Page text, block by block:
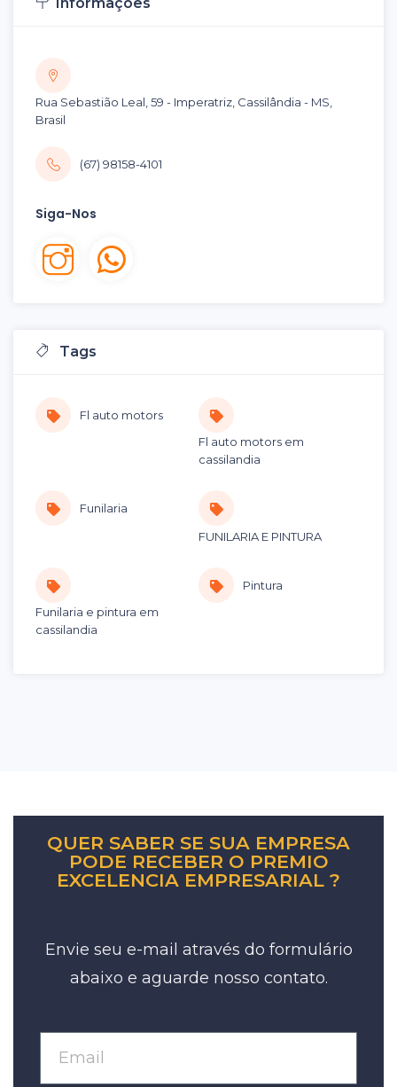
Rua Sebastião Leal, 59 - Imperatriz, Cassilândia - MS,
Brasil
(67) 98158-4101
Siga-Nos
Tags
Fl auto motors
Fl auto motors em
cassilandia
Funilaria
FUNILARIA E PINTURA
Funilaria e pintura em
cassilandia
Pintura
QUER SABER SE SUA EMPRESA
PODE RECEBER O PREMIO
EXCELENCIA EMPRESARIAL ?
Envie seu e-mail através do formulário
abaixo e aguarde nosso contato.